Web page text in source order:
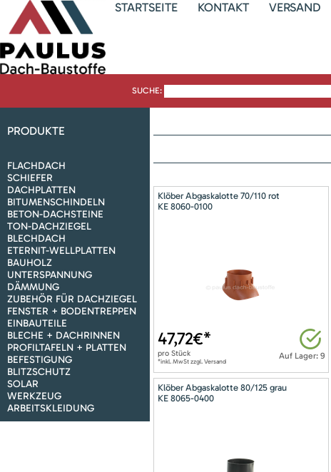
STARTSEITE KONTAKT VERSAND
SUCHE:
PRODUKTE
FLACHDACH
SCHIEFER
DACHPLATTEN
BITUMENSCHINDELN
BETON-DACHSTEINE
TON-DACHZIEGEL
BLECHDACH
ETERNIT-WELLPLATTEN
BAUHOLZ
UNTERSPANNUNG
DÄMMUNG
ZUBEHÖR FÜR DACHZIEGEL
FENSTER + BODENTREPPEN
EINBAUTEILE
BLECHE + DACHRINNEN
PROFILTAFELN + PLATTEN
BEFESTIGUNG
BLITZSCHUTZ
SOLAR
WERKZEUG
ARBEITSKLEIDUNG
Klöber Abgaskalotte 70/110 rot
KE 8060-0100
Auf Lager: 9
47,72€*
pro Stück
*inkl. MwSt zzgl. Versand
Klöber Abgaskalotte 80/125 grau
KE 8065-0400